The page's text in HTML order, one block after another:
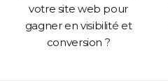
votre site web pour
gagner en visibilité et
conversion ?